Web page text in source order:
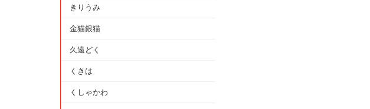
きりうみ
金猫銀猫
久遠どく
くきは
くしゃかわ